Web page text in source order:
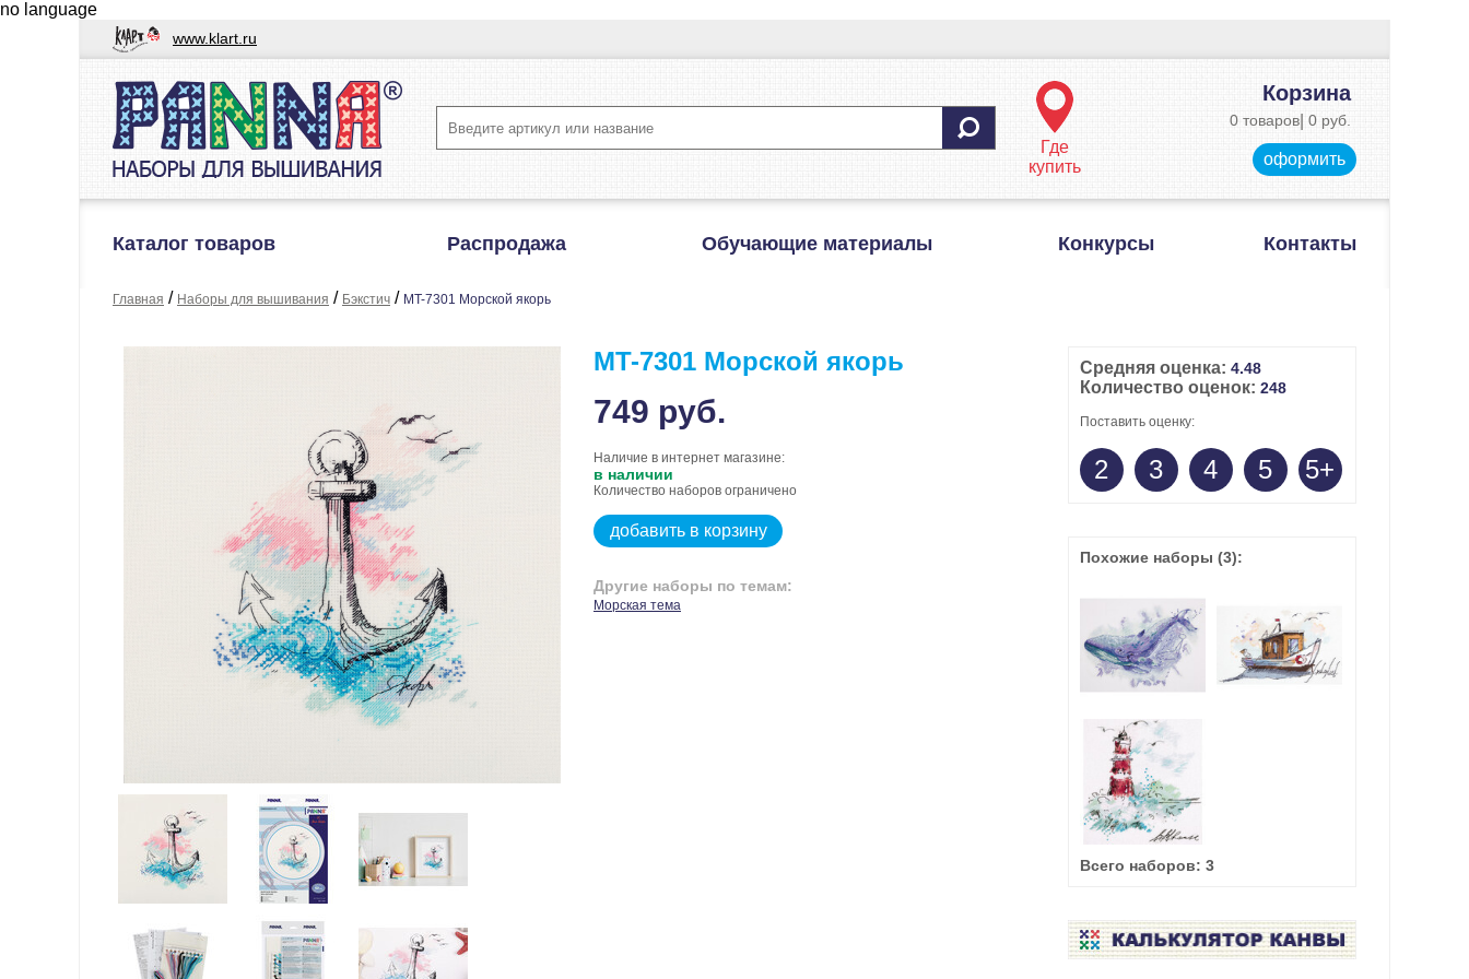
no language
www.klart.ru
Где
купить
Корзина
0 товаров 0 руб.
оформить
Каталог товаров Распродажа Обучающие материалы Конкурсы Контакты
Главная / Наборы для вышивания / Бэкстич / MT-7301 Морской якорь
MT-7301 Морской якорь
749 руб.
Наличие в интернет магазине:
в наличии
Количество наборов ограничено
добавить в корзину
Другие наборы по темам:
Морская тема
Средняя оценка: 4.48
Количество оценок: 248
Поставить оценку:
2 3 4 5 5+
Похожие наборы (3):
Всего наборов: 3